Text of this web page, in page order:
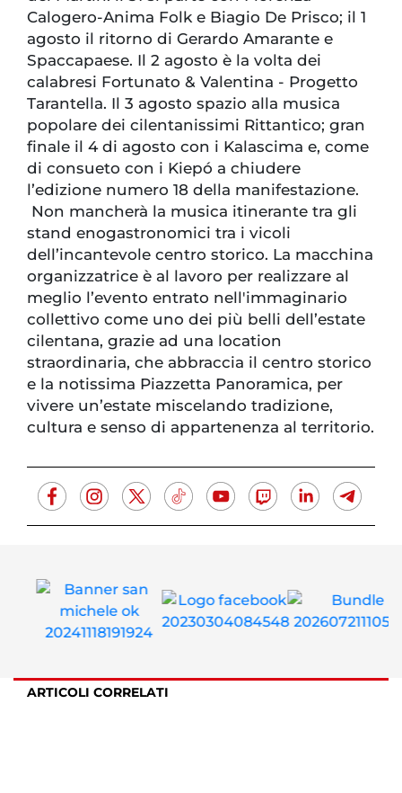
Calogero-Anima Folk e Biagio De Prisco; il 1
agosto il ritorno di Gerardo Amarante e
Spaccapaese. Il 2 agosto è la volta dei
calabresi Fortunato & Valentina - Progetto
Tarantella. Il 3 agosto spazio alla musica
popolare dei cilentanissimi Rittantico; gran
finale il 4 di agosto con i Kalascima e, come
di consueto con i Kiepó a chiudere
l’edizione numero 18 della manifestazione.
Non mancherà la musica itinerante tra gli
stand enogastronomici tra i vicoli
dell’incantevole centro storico. La macchina
organizzatrice è al lavoro per realizzare al
meglio l’evento entrato nell'immaginario
collettivo come uno dei più belli dell’estate
cilentana, grazie ad una location
straordinaria, che abbraccia il centro storico
e la notissima Piazzetta Panoramica, per
vivere un’estate miscelando tradizione,
cultura e senso di appartenenza al territorio.
ARTICOLI CORRELATI